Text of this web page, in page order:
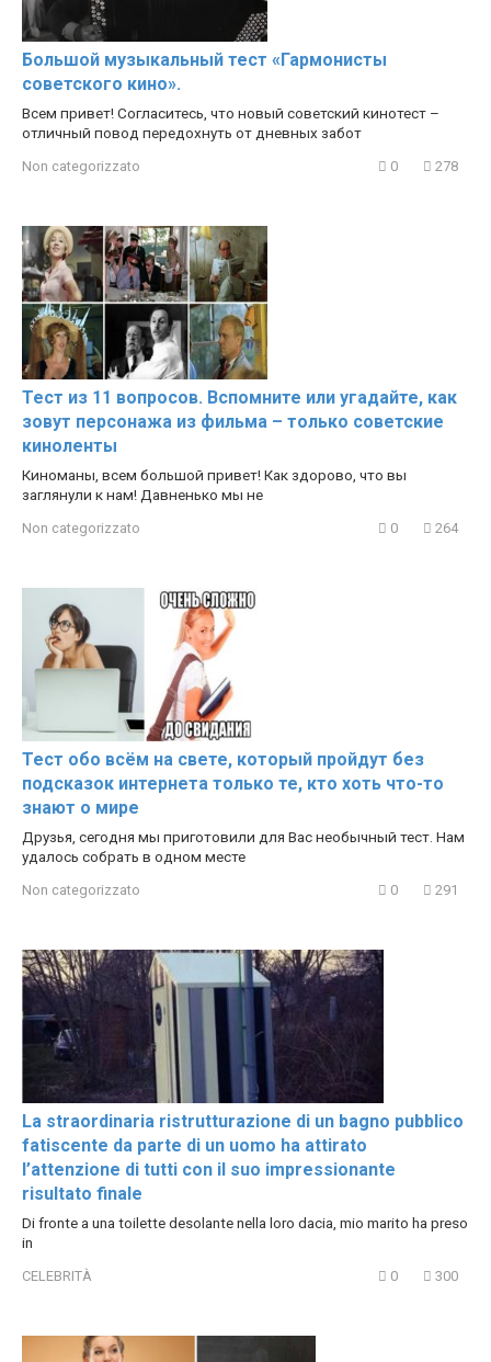
Большой музыкальный тест «Гармонисты
советского кино».
Всем привет! Согласитесь, что новый советский кинотест –
отличный повод передохнуть от дневных забот
Non categorizzato 0 278
Тест из 11 вопросов. Вспомните или угадайте, как
зовут персонажа из фильма – только советские
киноленты
Киноманы, всем большой привет! Как здорово, что вы
заглянули к нам! Давненько мы не
Non categorizzato 0 264
Тест обо всём на свете, который пройдут без
подсказок интернета только те, кто хоть что-то
знают о мире
Друзья, сегодня мы приготовили для Вас необычный тест. Нам
удалось собрать в одном месте
Non categorizzato 0 291
La straordinaria ristrutturazione di un bagno pubblico
fatiscente da parte di un uomo ha attirato
l’attenzione di tutti con il suo impressionante
risultato finale
Di fronte a una toilette desolante nella loro dacia, mio marito ha preso
in
CELEBRITÀ 0 300